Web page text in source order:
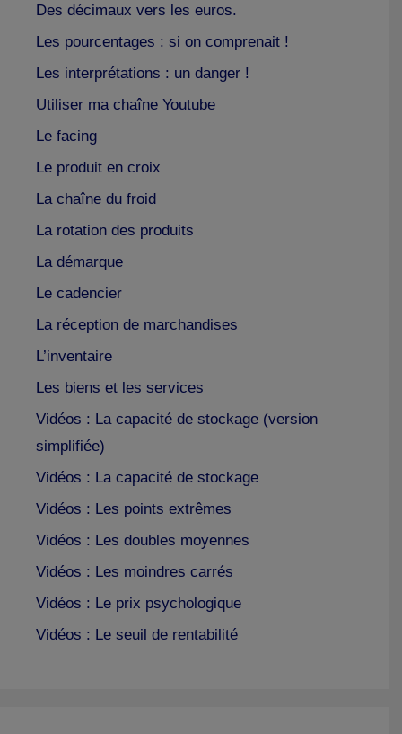
Des décimaux vers les euros.
Les pourcentages : si on comprenait !
Les interprétations : un danger !
Utiliser ma chaîne Youtube
Le facing
Le produit en croix
La chaîne du froid
La rotation des produits
La démarque
Le cadencier
La réception de marchandises
L’inventaire
Les biens et les services
Vidéos : La capacité de stockage (version
simplifiée)
Vidéos : La capacité de stockage
Vidéos : Les points extrêmes
Vidéos : Les doubles moyennes
Vidéos : Les moindres carrés
Vidéos : Le prix psychologique
Vidéos : Le seuil de rentabilité